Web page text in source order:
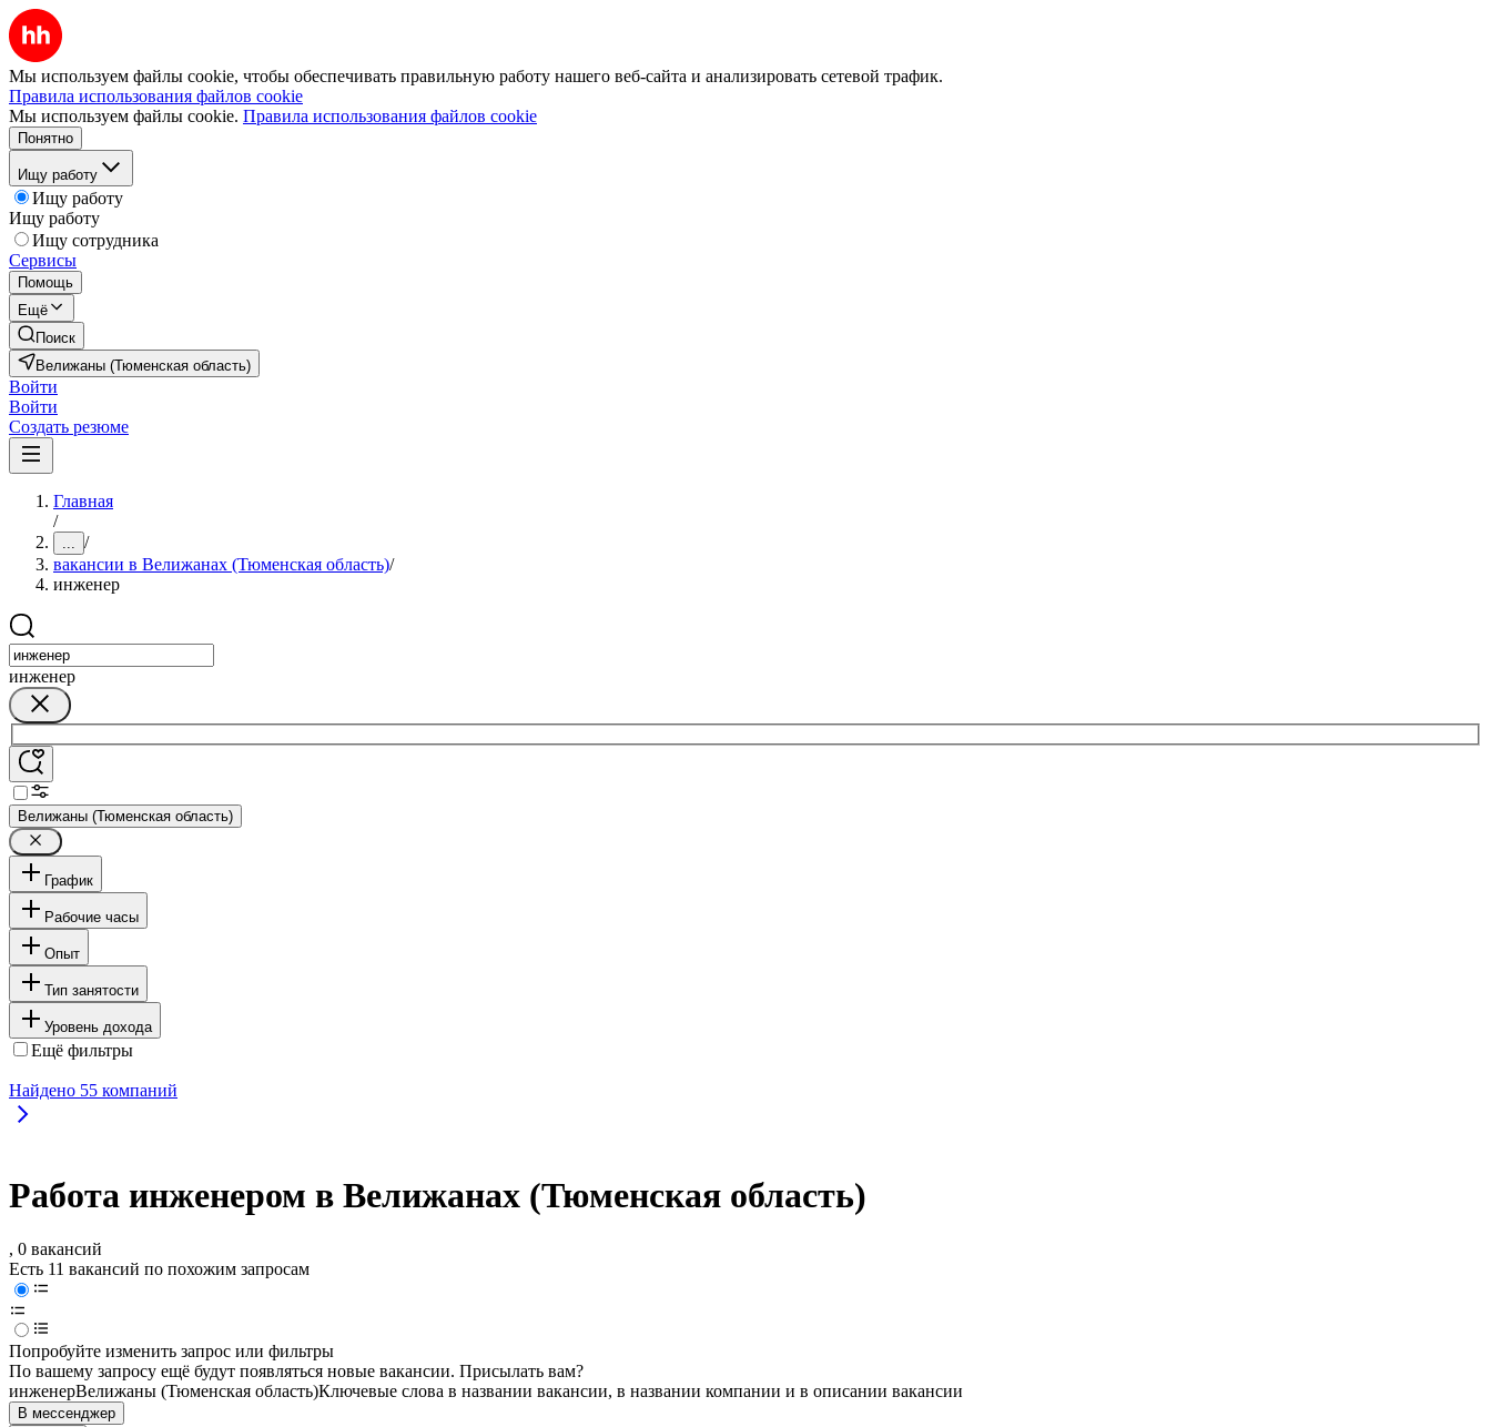
Мы используем файлы cookie, чтобы обеспечивать правильную работу нашего веб-сайта и анализировать сетевой трафик.
Правила использования файлов cookie
Мы используем файлы cookie. Правила использования файлов cookie
Понятно
Ищу работу
Ищу работу
Ищу работу
Ищу сотрудника
Сервисы
Помощь
Ещё
Поиск
Велижаны (Тюменская область)
Войти
Войти
Создать резюме
Главная
/
... /
вакансии в Велижанах (Тюменская область)/
инженер
инженер
Велижаны (Тюменская область)
График
Рабочие часы
Опыт
Тип занятости
Уровень дохода
Ещё фильтры
Найдено 55 компаний
Работа инженером в Велижанах (Тюменская область)
, 0 вакансий
Есть 11 вакансий по похожим запросам
Попробуйте изменить запрос или фильтры
По вашему запросу ещё будут появляться новые вакансии. Присылать вам?
инженерВелижаны (Тюменская область)Ключевые слова в названии вакансии, в названии компании и в описании вакансии
В мессенджер